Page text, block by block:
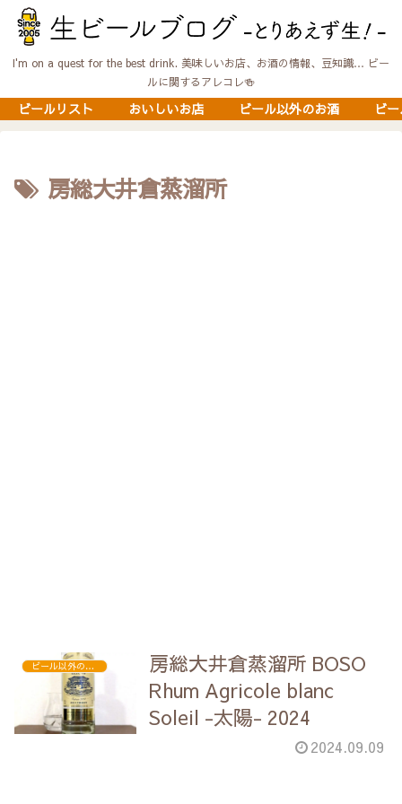
I'm on a quest for the best drink. 美味しいお店、お酒の情報、豆知識… ビー
ルに関するアレコレ🍻
ビールリスト おいしいお店 ビール以外のお酒 ビ
房総大井倉蒸溜所
ビール以外のお酒
房総大井倉蒸溜所 BOSO
Rhum Agricole blanc
Soleil -太陽- 2024
2024.09.09